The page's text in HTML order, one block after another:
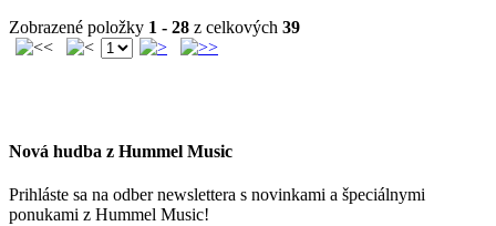
Zobrazené položky 1 - 28 z celkových 39
Nová hudba z Hummel Music
Prihláste sa na odber newslettera s novinkami a špeciálnymi
ponukami z Hummel Music!